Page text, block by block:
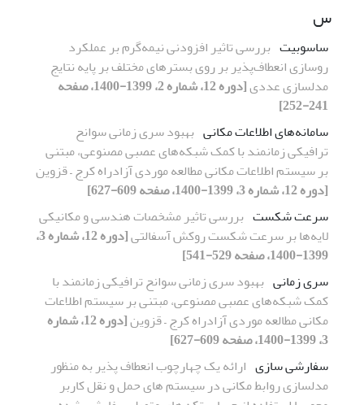
س
ساسوبیت بررسی تاثیر افزودنی نیمه‌گرم بر عملکرد
روسازی انعطاف‌پذیر بر روی بسترهای مختلف بر پایه نتایج
مدلسازی عددی
[دوره 12، شماره 2، 1399-1400، صفحه
241-252]
سامانه‌های اطلاعات مکانی بهبود سری زمانی سوانح
ترافیکی زمانمند با کمک شبکه‌های عصبی مصنوعی، مبتنی
بر سیستم اطلاعات مکانی مطالعه موردی آزادراه کرج – قزوین
[دوره 12، شماره 3، 1399-1400، صفحه 609-627]
سرعت شکست بررسی تاثیر مشخصات هندسی و مکانیکی
لایه‌ها بر سرعت شکست روکش آسفالتی
[دوره 12، شماره 3،
1399-1400، صفحه 529-541]
سری زمانی بهبود سری زمانی سوانح ترافیکی زمانمند با
کمک شبکه‌های عصبی مصنوعی، مبتنی بر سیستم اطلاعات
مکانی مطالعه موردی آزادراه کرج – قزوین
[دوره 12، شماره
3، 1399-1400، صفحه 609-627]
سفارشی سازی ارائه یک چهارچوب انعطاف پذیر به منظور
مدلسازی روابط مکانی در سیستم های حمل و نقل کاربر